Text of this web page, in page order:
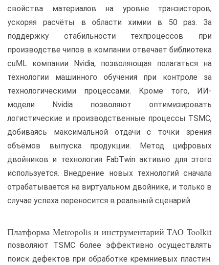
свойства материалов на уровне транзисторов,
ускоряя расчёты в области химии в 50 раз. За
поддержку стабильности техпроцессов при
производстве чипов в компании отвечает библиотека
cuML компании Nvidia, позволяющая полагаться на
технологии машинного обучения при контроле за
технологическими процессами. Кроме того, ИИ-
модели Nvidia позволяют оптимизировать
логистические и производственные процессы TSMC,
добиваясь максимальной отдачи с точки зрения
объёмов выпуска продукции. Метод цифровых
двойников и технология FabTwin активно для этого
используется. Внедрение новых технологий сначала
отрабатывается на виртуальном двойнике, и только в
случае успеха переносится в реальный сценарий.
Платформа Metropolis и инструментарий TAO Toolkit
позволяют TSMC более эффективно осуществлять
поиск дефектов при обработке кремниевых пластин.